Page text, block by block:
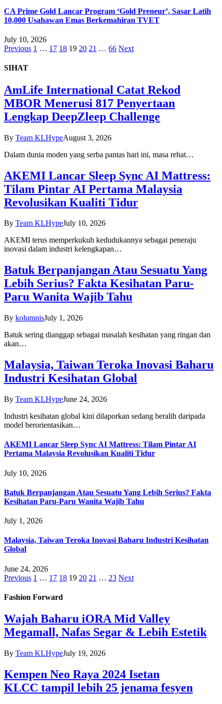
CA Prime Gold Lancar Program ‘Gold Preneur’, Sasar Latih
10,000 Usahawan Emas Berkemahiran TVET
July 10, 2026
Previous 1 … 17 18 19 20 21 … 66 Next
SIHAT
AmLife International Catat Rekod
MBOR Menerusi 817 Penyertaan
Lengkap DeepZleep Challenge
By Team KLHypeAugust 3, 2026
Dalam dunia moden yang serba pantas hari ini, masa rehat…
AKEMI Lancar Sleep Sync AI Mattress:
Tilam Pintar AI Pertama Malaysia
Revolusikan Kualiti Tidur
By Team KLHypeJuly 10, 2026
AKEMI terus memperkukuh kedudukannya sebagai peneraju
inovasi dalam industri kelengkapan…
Batuk Berpanjangan Atau Sesuatu Yang
Lebih Serius? Fakta Kesihatan Paru-
Paru Wanita Wajib Tahu
By kolumnisJuly 1, 2026
Batuk sering dianggap sebagai masalah kesihatan yang ringan dan
akan…
Malaysia, Taiwan Teroka Inovasi Baharu
Industri Kesihatan Global
By Team KLHypeJune 24, 2026
Industri kesihatan global kini dilaporkan sedang beralih daripada
model berorientasikan…
AKEMI Lancar Sleep Sync AI Mattress: Tilam Pintar AI
Pertama Malaysia Revolusikan Kualiti Tidur
July 10, 2026
Batuk Berpanjangan Atau Sesuatu Yang Lebih Serius? Fakta
Kesihatan Paru-Paru Wanita Wajib Tahu
July 1, 2026
Malaysia, Taiwan Teroka Inovasi Baharu Industri Kesihatan
Global
June 24, 2026
Previous 1 … 17 18 19 20 21 … 23 Next
Fashion Forward
Wajah Baharu iORA Mid Valley
Megamall, Nafas Segar & Lebih Estetik
By Team KLHypeJuly 19, 2026
Kempen Neo Raya 2024 Isetan
KLCC tampil lebih 25 jenama fesyen